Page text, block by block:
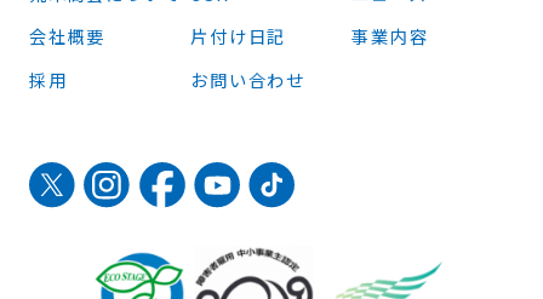
会社概要 片付け日記 事業内容
採用 お問い合わせ